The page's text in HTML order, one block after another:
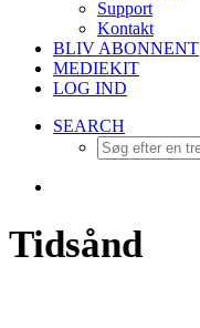
Support
Kontakt
BLIV ABONNENT
MEDIEKIT
LOG IND
SEARCH
Tidsånd